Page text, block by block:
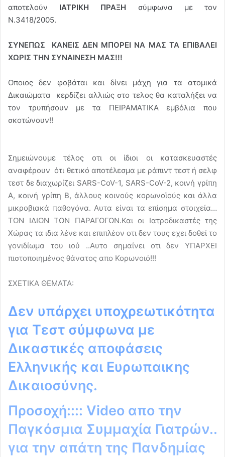
αποτελούν ΙΑΤΡΙΚΗ ΠΡΑΞΗ σύμφωνα με τον
Ν.3418/2005.
ΣΥΝΕΠΩΣ ΚΑΝΕΙΣ ΔΕΝ ΜΠΟΡΕΙ ΝΑ ΜΑΣ ΤΑ ΕΠΙΒΑΛΕΙ
ΧΩΡΙΣ ΤΗΝ ΣΥΝΑΙΝΕΣΗ ΜΑΣ!!!
Οποιος δεν φοβάται και δίνει μάχη για τα ατομικά
Δικαιώματα κερδίζει αλλιώς στο τελος θα καταλήξει να
τον τρυπήσουν με τα ΠΕΙΡΑΜΑΤΙΚΑ εμβόλια που
σκοτώνουν!!
Σημειώνουμε τέλος οτι οι ίδιοι οι κατασκευαστές
αναφέρουν ότι θετικό αποτέλεσμα με ράπιντ τεστ ή σελφ
τεστ δε διαχωρίζει SARS-CoV-1, SARS-CoV-2, κοινή γρίπη
Α, κοινή γρίπη Β, άλλους κοινούς κορωνοϊούς και άλλα
μικροβιακά παθογόνα. Αυτα είναι τα επίσημα στοιχεία…
ΤΩΝ ΙΔΙΩΝ ΤΩΝ ΠΑΡΑΓΩΓΩΝ.Και οι Ιατροδικαστές της
Χώρας τα ιδια λένε και επιπλέον οτι δεν τους εχει δοθεί το
γονιδίωμα του ιού ..Αυτο σημαίνει οτι δεν ΥΠΑΡΧΕΙ
πιστοποιημένος θάνατος απο Κορωνοιό!!!
ΣΧΕΤΙΚΑ ΘΕΜΑΤΑ:
Δεν υπάρχει υποχρεωτικότητα
για Τεστ σύμφωνα με
Δικαστικές αποφάσεις
Ελληνικής και Ευρωπαικης
Δικαιοσύνης.
Προσοχή:::: Video απο την
Παγκόσμια Συμμαχία Γιατρών..
για την απάτη της Πανδημίας